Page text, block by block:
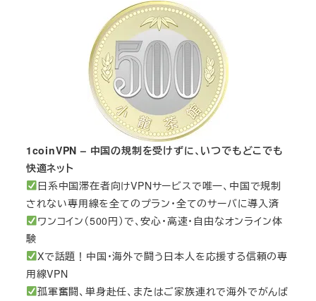
1coinVPN – 中国の規制を受けずに、いつでもどこでも
快適ネット
日系中国滞在者向けVPNサービスで唯一、中国で規制
されない専用線を全てのプラン・全てのサーバに導入済
ワンコイン（500円）で、安心・高速・自由なオンライン体
験
Xで話題！中国・海外で闘う日本人を応援する信頼の専
用線VPN
孤軍奮闘、単身赴任、またはご家族連れで海外でがんば